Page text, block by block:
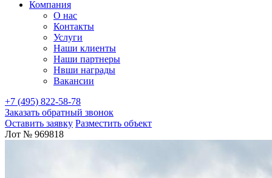
Компания
О нас
Контакты
Услуги
Наши клиенты
Наши партнеры
Нвши награды
Вакансии
+7 (495) 822-58-78
Заказать обратный звонок
Оставить заявку Разместить объект
Лот № 969818